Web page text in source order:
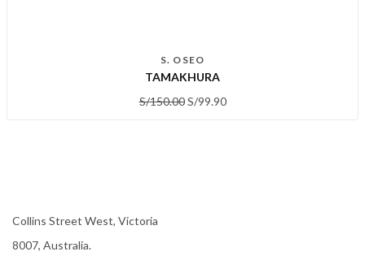
S. OSEO
TAMAKHURA
S/150.00 S/99.90
Collins Street West, Victoria
8007, Australia.